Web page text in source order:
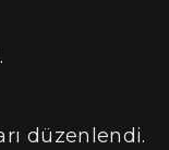
düzenlendi.